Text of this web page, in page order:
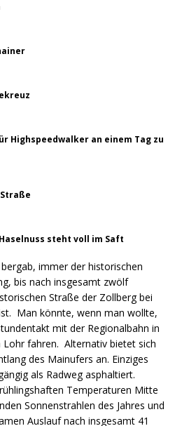
Highspeedwalker an einem Tag zu
steht voll im Saft
immer der historischen
bis nach insgesamt zwölf
Straße der Zollberg bei
Man könnte, wenn man wollte,
mit der Regionalbahn in
Lohr fahren. Alternativ bietet sich
des Mainufers an. Einziges
als Radweg asphaltiert.
Temperaturen Mitte
Sonnenstrahlen des Jahres und
Auslauf nach insgesamt 41